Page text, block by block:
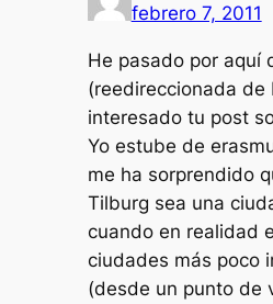
febrero 7, 2011
He pasado por aquí
(reedireccionada de
interesado tu post
Yo estube de
me ha sorprendido
Tilburg sea una
cuando en realidad
ciudades más poco
(desde un punto de